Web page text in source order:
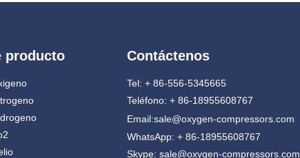
producto Contáctenos
Tel: + 86-556-5345665
Teléfono: + 86-18955608767
Email:sale@oxygen-compressors.com
WhatsApp: + 86-18955608767
Skype: sale@oxygen-compressors.com